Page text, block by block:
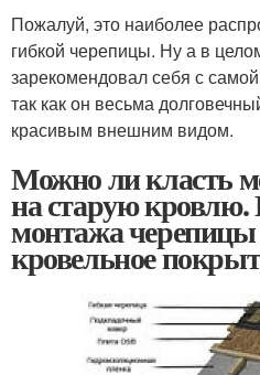
Пожалуй, это наиболее
гибкой черепицы. Ну а в
зарекомендовал себя с
так как он весьма
красивым внешним видом.
Можно ли класть
на старую кровлю.
монтажа черепицы
кровельное